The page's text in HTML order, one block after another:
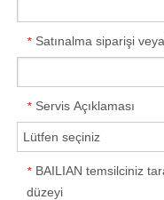
* Satınalma siparişi
* Servis Açıklaması
* BAILIAN temsilciniz
düzeyi